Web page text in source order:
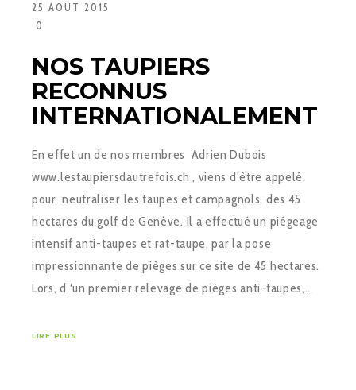
25 AOÛT 2015
0
NOS TAUPIERS
RECONNUS
INTERNATIONALEMENT
En effet un de nos membres Adrien Dubois
www.lestaupiersdautrefois.ch , viens d’être appelé,
pour neutraliser les taupes et campagnols, des 45
hectares du golf de Genève. Il a effectué un piégeage
intensif anti-taupes et rat-taupe, par la pose
impressionnante de pièges sur ce site de 45 hectares.
Lors, d ‘un premier relevage de pièges anti-taupes,…
LIRE PLUS